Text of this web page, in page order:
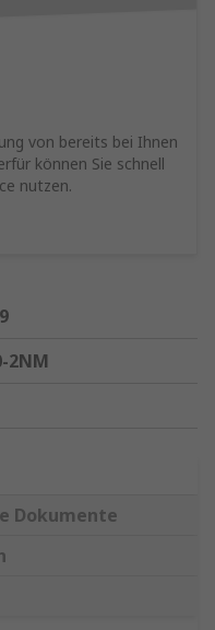
von bereits bei Ihnen
können Sie schnell
nutzen.
2NM
Dokumente